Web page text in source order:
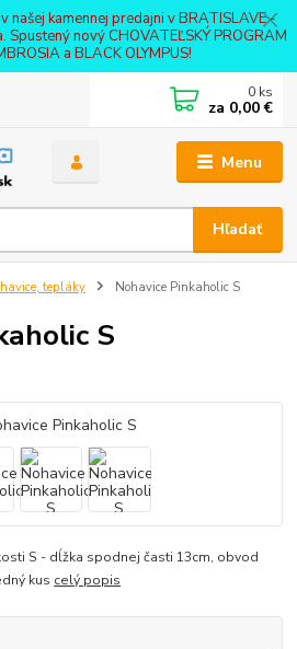
našej kamennej predajni v BRATISLAVE -
Spustený nový CHOVATEĽSKÝ PROGRAM
a BLACK OLYMPUS!
Menu
Hľadať
0 ks
za 0,00 €
tepláky Nohavice Pinkaholic S
S
S - dĺžka spodnej časti 13cm, obvod
kus celý popis